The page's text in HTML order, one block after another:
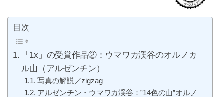
目次
「1x」の受賞作品②：ウマワカ渓谷のオルノカ
ル山（アルゼンチン）
写真の解説／zigzag
アルゼンチン・ウマワカ渓谷：‟14色の山”オルノ